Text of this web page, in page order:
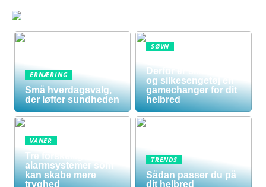
ERNÆRING
Små hverdagsvalg,
der løfter sundheden
SØVN
Derfor er silkedyne
og silkesengetøj en
gamechanger for dit
helbred
VANER
Tre forskellige
alarmsystemer som
kan skabe mere
tryghed
TRENDS
Sådan passer du på
dit helbred